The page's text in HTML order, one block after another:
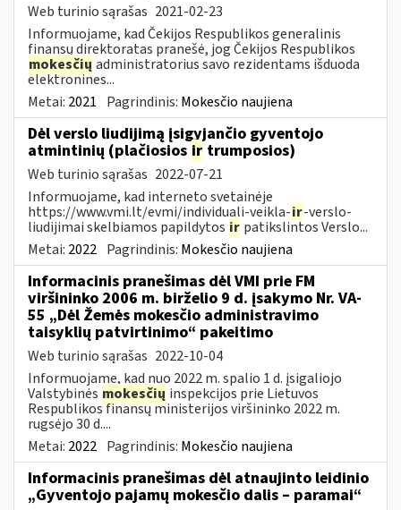
Web turinio sąrašas 2021-02-23
Informuojame, kad Čekijos Respublikos generalinis
finansų direktoratas pranešė, jog Čekijos Respublikos
mokesčių administratorius savo rezidentams išduoda
elektronines...
Metai: 2021 Pagrindinis: Mokesčio naujiena
Dėl verslo liudijimą įsigyjančio gyventojo
atmintinių (plačiosios ir trumposios)
Web turinio sąrašas 2022-07-21
Informuojame, kad interneto svetainėje
https://www.vmi.lt/evmi/individuali-veikla-ir-verslo-
liudijimai skelbiamos papildytos ir patikslintos Verslo...
Metai: 2022 Pagrindinis: Mokesčio naujiena
Informacinis pranešimas dėl VMI prie FM
viršininko 2006 m. birželio 9 d. įsakymo Nr. VA-
55 „Dėl Žemės mokesčio administravimo
taisyklių patvirtinimo“ pakeitimo
Web turinio sąrašas 2022-10-04
Informuojame, kad nuo 2022 m. spalio 1 d. įsigaliojo
Valstybinės mokesčių inspekcijos prie Lietuvos
Respublikos finansų ministerijos viršininko 2022 m.
rugsėjo 30 d....
Metai: 2022 Pagrindinis: Mokesčio naujiena
Informacinis pranešimas dėl atnaujinto leidinio
„Gyventojo pajamų mokesčio dalis – paramai“